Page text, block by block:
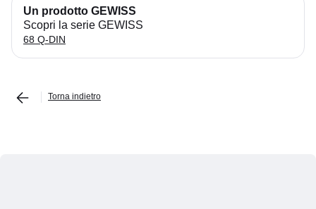
Un prodotto GEWISS
Scopri la serie GEWISS
68 Q-DIN
Torna indietro